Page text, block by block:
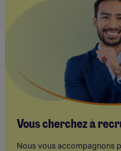
Vous cherchez à
Nous vous accompagnons